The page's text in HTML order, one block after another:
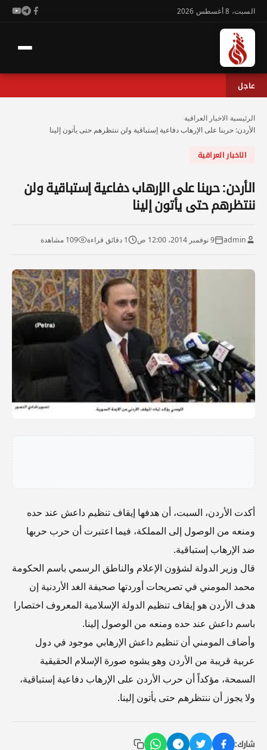
السبت، 8 أغسطس 2026
عاجل
الرئيسية الاخبار العراقية
الأردن: حربنا على الإرهاب دفاعية إستباقية ولن ننتظرهم حتى يأتون إلينا
الاخبار العراقية
الأردن: حربنا على الإرهاب دفاعية إستباقية ولن
ننتظرهم حتى يأتون إلينا
admin 9 نوفمبر 2014، 12:00 ص 1 دقائق قراءة 109 مشاهدة
أكدت الأردن، السبت، أن هدفها إيقاف تنظيم داعش عند حده
ومنعه من الوصول إلى المملكة، فيما اعتبرت أن حرب حربها
ضد الإرهاب إستباقية.
قال وزير الدولة لشؤون الإعلام والناطق الرسمي باسم الحكومة
محمد المومني في تصريحات أوردتها صحيفة الغد الأردنية إن
هدف الأردن هو إيقاف تنظيم الدولة الإسلامية المعروف اختصارا
باسم داعش عند حده ومنعه من الوصول إلينا.
وأضاف المومني أن تنظيم داعش الإرهابي موجود في دول
عربية قريبة من الأردن وهو يشوه صورة الإسلام الحقيقية
السمحة، مؤكداً أن حرب الأردن على الإرهاب دفاعية إستباقية،
ولا يجوز أن ننتظرهم حتى يأتون إلينا.
شارك: